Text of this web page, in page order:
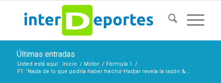
Últimas entradas
Usted está aquí: Inicio / Motor / Fórmula 1
/
F1: 'Nada de lo que podría haber hecho'-Hadjar revela la razón &...